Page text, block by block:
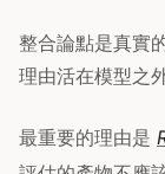
整合論點是真實
理由活在模型之外
最重要的理由是